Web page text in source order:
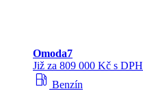
Omoda7
Již za 809 000 Kč s DPH
local_gas_station Benzín